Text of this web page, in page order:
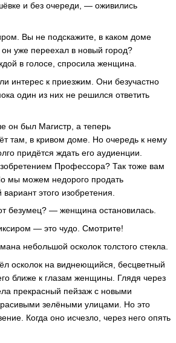
и без очереди, — оживились
Вы не подскажите, в каком доме
уже переехал в новый город?
в голосе, спросила женщина.
интерес к приезжим. Они безучастно
один из них не решился ответить
он был Магистр, а теперь
там, в кривом доме. Но очередь к нему
придётся ждать его аудиенции.
Профессора? Так тоже вам
мы можем недорого продать
этого изобретения.
безумец? — женщина остановилась.
— это чудо. Смотрите!
небольшой осколок толстого стекла.
осколок на виднеющийся, бесцветный
ближе к глазам женщины. Глядя через
прекрасный пейзаж с новыми
зелёными улицами. Но это
Когда оно исчезло, через него опять